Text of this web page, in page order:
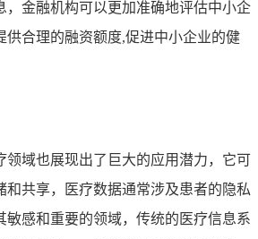
，金融机构可以更加准确地评估中小企
供合理的融资额度,促进中小企业的健
领域也展现出了巨大的应用潜力，它可
和共享，医疗数据通常涉及患者的隐私
敏感和重要的领域，传统的医疗信息系